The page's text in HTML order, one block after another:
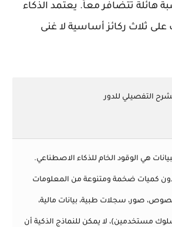
هائلة تتضافر معاً. يعتمد الذكاء
ثلاث ركائز أساسية لا غنى
التفصيلي للدور
هي الوقود الخام للذكاء الاصطناعي.
كميات ضخمة ومتنوعة من المعلومات
صور، سجلات طبية، بيانات مالية،
مستخدمين)، لا يمكن للنماذج الذكية أن